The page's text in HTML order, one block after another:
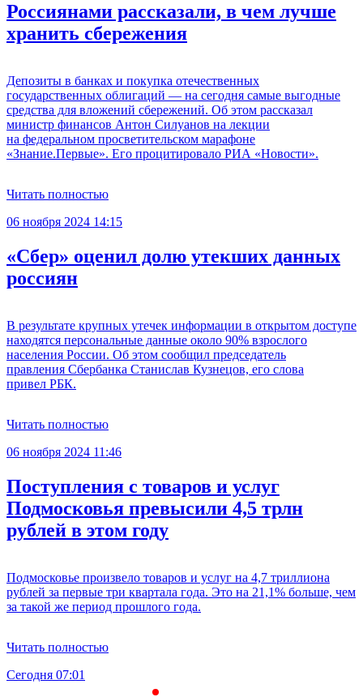
Россиянами рассказали, в чем лучше
хранить сбережения
Депозиты в банках и покупка отечественных
государственных облигаций — на сегодня самые выгодные
средства для вложений сбережений. Об этом рассказал
министр финансов Антон Силуанов на лекции
на федеральном просветительском марафоне
«Знание.Первые». Его процитировало РИА «Новости».
Читать полностью
06 ноября 2024 14:15
«Сбер» оценил долю утекших данных
россиян
В результате крупных утечек информации в открытом доступе
находятся персональные данные около 90% взрослого
населения России. Об этом сообщил председатель
правления Сбербанка Станислав Кузнецов, его слова
привел РБК.
Читать полностью
06 ноября 2024 11:46
Поступления с товаров и услуг
Подмосковья превысили 4,5 трлн
рублей в этом году
Подмосковье произвело товаров и услуг на 4,7 триллиона
рублей за первые три квартала года. Это на 21,1% больше, чем
за такой же период прошлого года.
Читать полностью
Сегодня 07:01